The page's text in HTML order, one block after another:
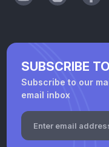
SUBSCRIBE
Subscribe to our
email inbox